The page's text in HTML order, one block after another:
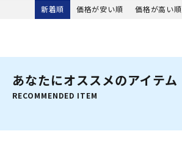
量 2.5mm オニール ダイビング
新着順 価格が安い順 価格が高い順
あなたにオススメのアイテム
RECOMMENDED ITEM